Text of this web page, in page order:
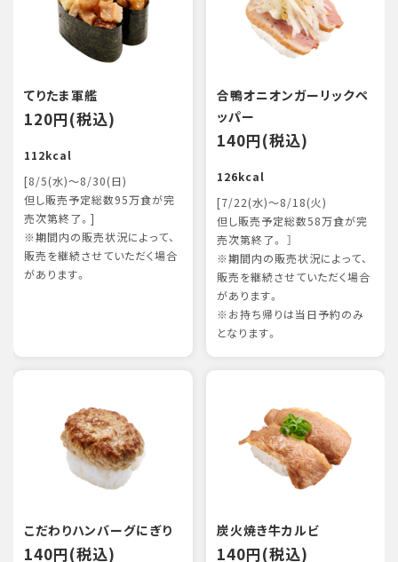
てりたま軍艦
120円(税込)
112kcal
[8/5(水)～8/30(日)
但し販売予定総数95万食が完
売次第終了。]
※期間内の販売状況によって、
販売を継続させていただく場合
があります。
合鴨オニオンガーリックペ
ッパー
140円(税込)
126kcal
[7/22(水)～8/18(火)
但し販売予定総数58万食が完
売次第終了。 ］
※期間内の販売状況によって、
販売を継続させていただく場合
があります。
※お持ち帰りは当日予約のみ
となります。
こだわりハンバーグにぎり
140円(税込)
炭火焼き牛カルビ
140円(税込)